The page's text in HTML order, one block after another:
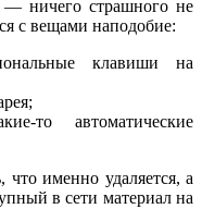
ничего страшного не
с вещами наподобие:
клавиши на
то автоматические
именно удаляется, а
в сети материал на